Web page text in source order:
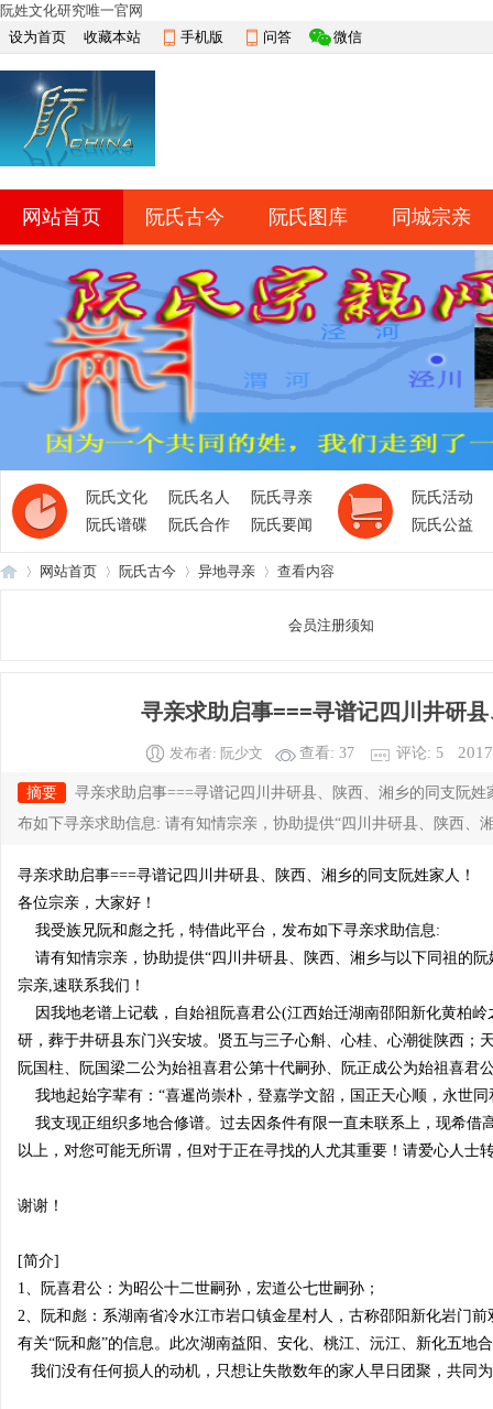
阮姓文化研究唯一官网
设为首页
收藏本站 手机版 问答 微信
快捷导航
网站首页 阮氏古今 阮氏图库 同城宗亲
网上祭祀 排行榜 导读
阮氏文化 阮氏名人
阮氏寻亲
阮氏谱碟
阮氏合作 阮氏要闻
阮氏活动
阮氏公益
网站首页 阮氏古今 异地寻亲 查看内容
会员注册须知
寻亲求助启事===寻谱记四川井研
发布者: 阮少文 查看: 37 评论: 5
摘要
寻亲求助启事===寻谱记四川井研县、陕西、湘乡的同支阮
布如下寻亲求助信息: 请有知情宗亲，协助提供“四川井研县、陕西、
寻亲求助启事===寻谱记四川井研县、陕西、湘乡的同支阮姓家人！
各位宗亲，大家好！
我受族兄阮和彪之托，特借此平台，发布如下寻亲求助信息:
请有知情宗亲，协助提供“四川井研县、陕西、湘乡与以下同祖的
宗亲,速联系我们！
因我地老谱上记载，自始祖阮喜君公(江西始迁湖南邵阳新化黄柏
研，葬于井研县东门兴安坡。贤五与三子心斛、心桂、心潮徙陕西；
阮国柱、阮国梁二公为始祖喜君公第十代嗣孙、阮正成公为始祖喜
我地起始字辈有：“喜暹尚崇朴，登嘉学文韶，国正天心顺，永世同
我支现正组织多地合修谱。过去因条件有限一直未联系上，现希借
以上，对您可能无所谓，但对于正在寻找的人尤其重要！请爱心人士
谢谢！
[简介]
1、阮喜君公：为昭公十二世嗣孙，宏道公七世嗣孙；
2、阮和彪：系湖南省冷水江市岩口镇金星村人，古称邵阳新化岩门
有关“阮和彪”的信息。此次湖南益阳、安化、桃江、沅江、新化五地
我们没有任何损人的动机，只想让失散数年的家人早日团聚，共同